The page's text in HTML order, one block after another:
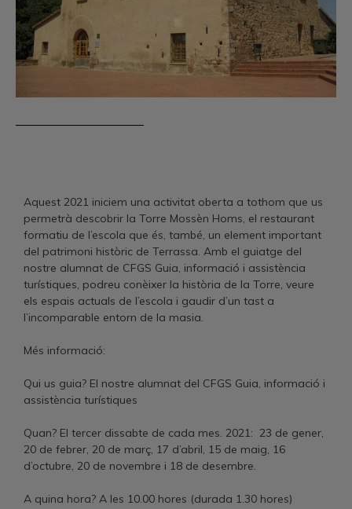
Aquest 2021 iniciem una activitat oberta a tothom que us
permetrà descobrir la Torre Mossèn Homs, el restaurant
formatiu de l’escola que és, també, un element important
del patrimoni històric de Terrassa. Amb el guiatge del
nostre alumnat de CFGS Guia, informació i assistència
turístiques, podreu conèixer la història de la Torre, veure
els espais actuals de l’escola i gaudir d’un tast a
l’incomparable entorn de la masia.
Més informació:
Qui us guia? El nostre alumnat del CFGS Guia, informació i
assistència turístiques
Quan? El tercer dissabte de cada mes. 2021: 23 de gener,
20 de febrer, 20 de març, 17 d’abril, 15 de maig, 16
d’octubre, 20 de novembre i 18 de desembre.
A quina hora? A les 10.00 hores (durada 1.30 hores)